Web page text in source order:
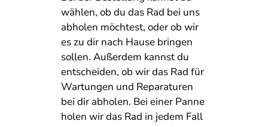
wählen, ob du das Rad bei uns
abholen möchtest, oder ob wir
es zu dir nach Hause bringen
sollen. Außerdem kannst du
entscheiden, ob wir das Rad für
Wartungen und Reparaturen
bei dir abholen. Bei einer Panne
holen wir das Rad in jedem Fall